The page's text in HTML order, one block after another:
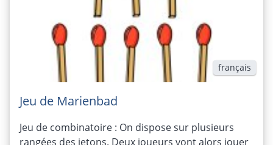
français
Jeu de Marienbad
Jeu de combinatoire : On dispose sur plusieurs
rangées des jetons. Deux joueurs vont alors jouer